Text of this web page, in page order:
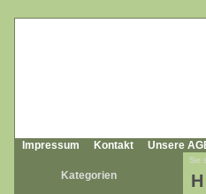
Impressum Kontakt Unsere
Kategorien
Sie
H